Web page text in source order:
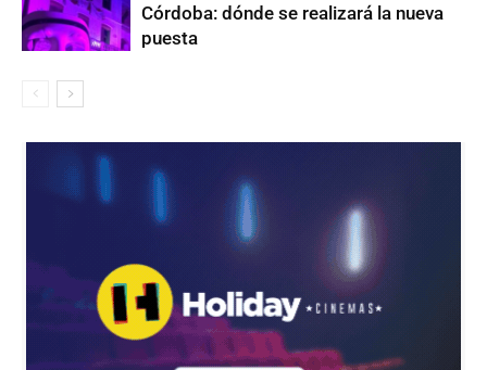
Córdoba: dónde se realizará la nueva
puesta